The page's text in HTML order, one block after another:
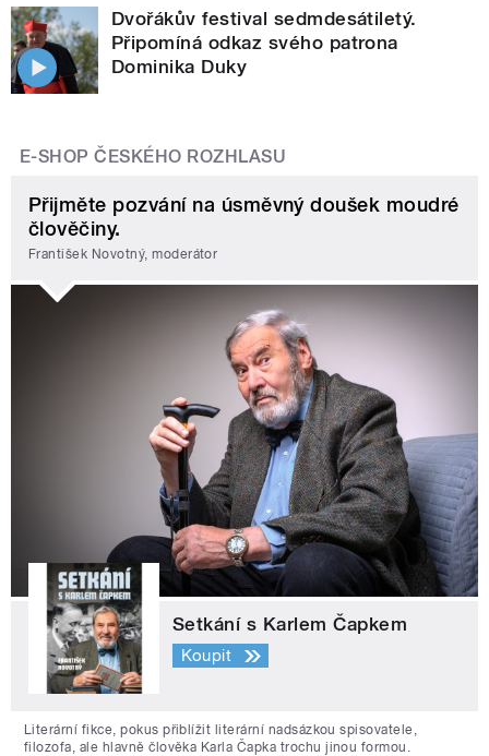
Dvořákův festival sedmdesátiletý.
Připomíná odkaz svého patrona
Dominika Duky
E-SHOP ČESKÉHO ROZHLASU
Přijměte pozvání na úsměvný doušek moudré
člověčiny.
František Novotný, moderátor
Setkání s Karlem Čapkem
Koupit
Literární fikce, pokus přiblížit literární nadsázkou spisovatele,
filozofa, ale hlavně člověka Karla Čapka trochu jinou formou.